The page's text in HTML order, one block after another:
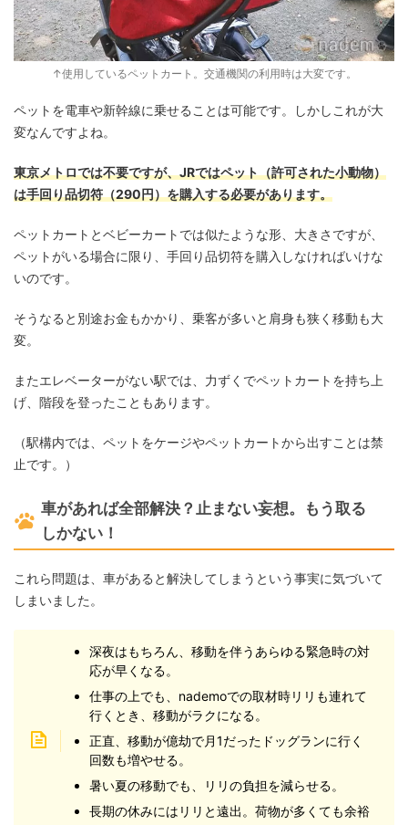
↑使用しているペットカート。交通機関の利用時は大変です。
ペットを電車や新幹線に乗せることは可能です。しかしこれが大
変なんですよね。
東京メトロでは不要ですが、JRではペット（許可された小動物）
は手回り品切符（290円）を購入する必要があります。
ペットカートとベビーカートでは似たような形、大きさですが、
ペットがいる場合に限り、手回り品切符を購入しなければいけな
いのです。
そうなると別途お金もかかり、乗客が多いと肩身も狭く移動も大
変。
またエレベーターがない駅では、力ずくでペットカートを持ち上
げ、階段を登ったこともあります。
（駅構内では、ペットをケージやペットカートから出すことは禁
止です。）
車があれば全部解決？止まない妄想。もう取る
しかない！
これら問題は、車があると解決してしまうという事実に気づいて
しまいました。
深夜はもちろん、移動を伴うあらゆる緊急時の対
応が早くなる。
仕事の上でも、nademoでの取材時リリも連れて
行くとき、移動がラクになる。
正直、移動が億劫で月1だったドッグランに行く
回数も増やせる。
暑い夏の移動でも、リリの負担を減らせる。
長期の休みにはリリと遠出。荷物が多くても余裕